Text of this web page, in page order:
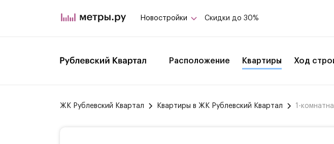
Новостройки Скидки до 30%
Расположение Квартиры Ход
ЖК Рублевский Квартал Квартиры в ЖК Рублевский Квартал 1-